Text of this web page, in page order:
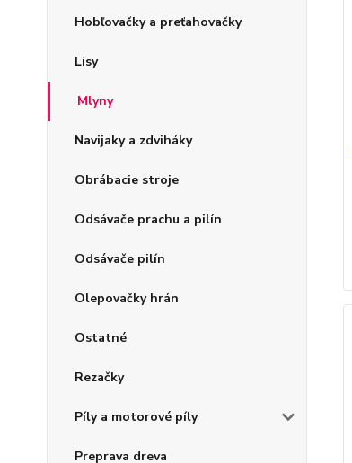
Hobľovačky a preťahovačky
Lisy
Mlyny
Navijaky a zdviháky
Obrábacie stroje
Odsávače prachu a pilín
Odsávače pilín
Olepovačky hrán
Ostatné
Rezačky
Píly a motorové píly
Preprava dreva